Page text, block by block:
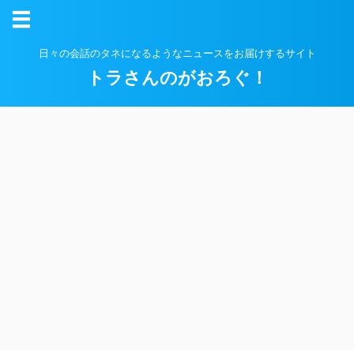
日々の会話のタネになるようなニュースをお届けするサイト
トラさんのがおろぐ！